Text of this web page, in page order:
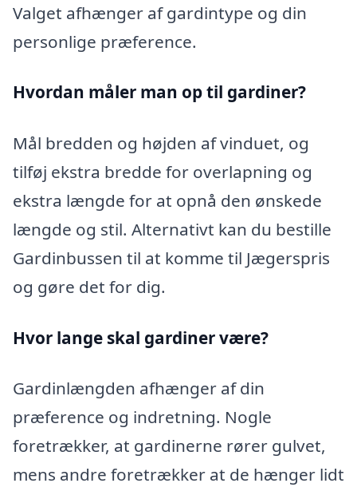
Valget afhænger af gardintype og din
personlige præference.
Hvordan måler man op til gardiner?
Mål bredden og højden af vinduet, og
tilføj ekstra bredde for overlapning og
ekstra længde for at opnå den ønskede
længde og stil. Alternativt kan du bestille
Gardinbussen til at komme til Jægerspris
og gøre det for dig.
Hvor lange skal gardiner være?
Gardinlængden afhænger af din
præference og indretning. Nogle
foretrækker, at gardinerne rører gulvet,
mens andre foretrækker at de hænger lidt